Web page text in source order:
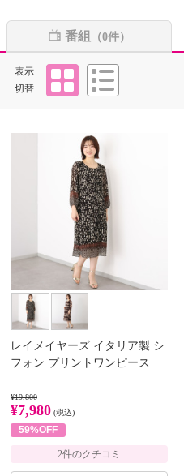
番組 （0件）
表示
切替
タイル
レイメイヤーズ イタリア製 シ
フォン プリントワンピース
¥19,800
¥7,980 (税込)
59%OFF
2件のクチコミ